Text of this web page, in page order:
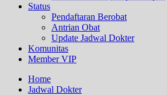
Status
Pendaftaran Berobat
Antrian Obat
Update Jadwal Dokter
Komunitas
Member VIP
Home
Jadwal Dokter